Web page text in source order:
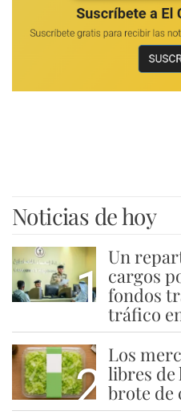
Noticias de hoy
1
Un
cargos
fondos
tráfico
2
Los
libres de
brote de